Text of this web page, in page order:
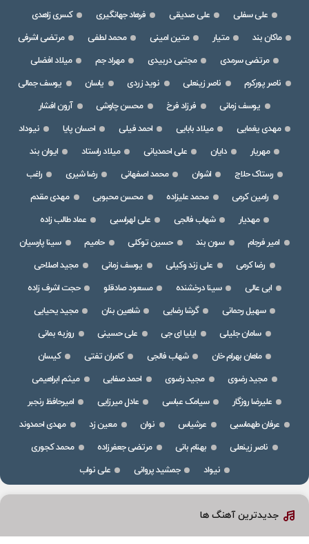
علی سفلی
علی صدیقی فرهاد جهانگیری
کسری زاهدی
ماکان بند
متیار متین امینی محمد لطفی
مرتضی اشرفی
مرتضی سرمدی
مجتبی دربیدی مهراد جم
میلاد افضلی
ناصر پورکرم
ناصر زینعلی نوید زردی یاسان
یوسف جمالی
یوسف زمانی
فرزاد فرخ محسن چاوشی
آرون افشار
مهدی یغمایی
میلاد بابایی احمد فیلی احسان پایا
نیوداد
مهریار
دایان علی احمدیانی میلاد راستاد
ایوان بند
رستاک حلاج
اشوان محمد اصفهانی رضا شیری
راغب
رامین کرمی
محمد علیزاده محسن محبوبی
مهدی مقدم
مهدیار
شهاب فالجی علی لهراسبی
عماد طالب زاده
امیر فرجام
سون بند حسین توکلی حامیم
سینا پارسیان
رضا کرمی
علی زند وکیلی یوسف زمانی
مجید اصلاحی
ابی عالی
سینا درخشنده مسعود صادقلو
حجت اشرف زاده
سهیل رحمانی
گرشا رضایی شاهین بنان
مجید یحیایی
سامان جلیلی
ایلیا ای جی علی حسینی
روزبه بمانی
ماهان بهرام خان
شهاب فالجی کامران تفتی
کیسان
مجید رضوی
مجید رضوی احمد صفایی
میثم ابراهیمی
علیرضا روزگار
سیامک عباسی عادل میرزایی
امیرحافظ رنجبر
عرفان طهماسبی
عرشیاس نوان معین زد
مهدی احمدوند
ناصر زینعلی
بهنام بانی مرتضی جعفرزاده
محمد کجوری
نیواد
جمشید پروانی علی نواب
جدیدترین آهنگ ها